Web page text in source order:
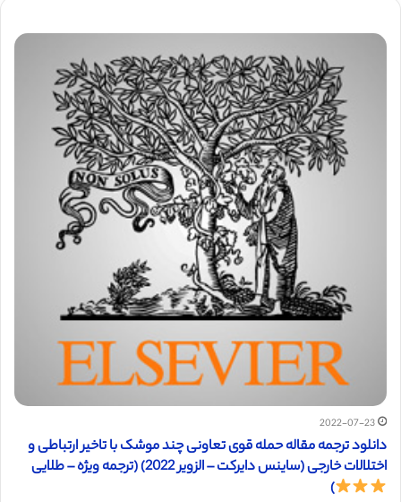
2022-07-23
دانلود ترجمه مقاله حمله قوی تعاونی چند موشک با تاخیر ارتباطی و
اختلالات خارجی (ساینس دایرکت – الزویر 2022) (ترجمه ویژه – طلایی
)